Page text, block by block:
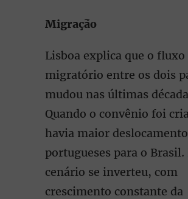
Migração
Lisboa explica que o fluxo
migratório entre os dois
mudou nas últimas
Quando o convênio foi
havia maior
portugueses para o Brasil.
cenário se inverteu, com
crescimento constante da